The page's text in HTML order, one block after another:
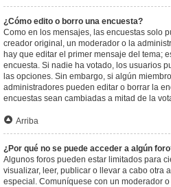
¿Cómo edito o borro una encuesta?
Como en los mensajes, las encuestas solo
creador original, un moderador o la
hay que editar el primer mensaje del tema;
encuesta. Si nadie ha votado, los usuarios
las opciones. Sin embargo, si algún
administradores pueden editar o borrar la
encuestas sean cambiadas a mitad de la
Arriba
¿Por qué no se puede acceder a algún
Algunos foros pueden estar limitados para
visualizar, leer, publicar o llevar a cabo otra
especial. Comuníquese con un moderador